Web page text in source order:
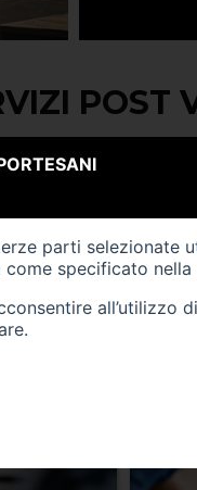
POST
dalla
parti selezionate
come specificato nella
all’utilizzo